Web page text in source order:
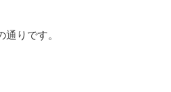
りです。